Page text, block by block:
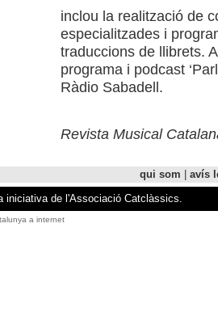
inclou la realització de
especialitzades i
traduccions de llibrets.
programa i podcast
Ràdio Sabadell.
Revista Musical
qui som
avís
iniciativa de l'Associació Catclàssics.
a internet